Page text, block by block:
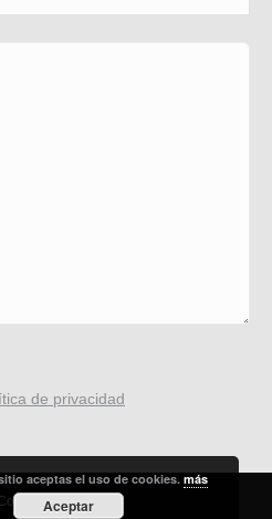
de privacidad
®
aceptas el uso de cookies.más
Aceptar